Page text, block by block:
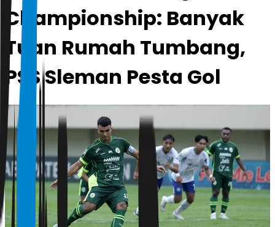
Championship: Banyak
Tuan Rumah Tumbang,
PSS Sleman Pesta Gol